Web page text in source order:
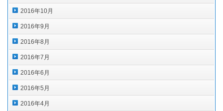
2016年10月
2016年9月
2016年8月
2016年7月
2016年6月
2016年5月
2016年4月